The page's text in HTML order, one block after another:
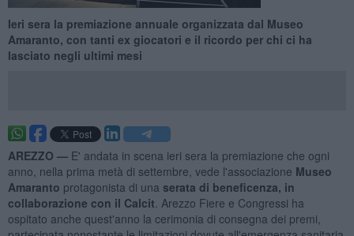
Ieri sera la premiazione annuale organizzata dal Museo
Amaranto, con tanti ex giocatori e il ricordo per chi ci ha
lasciato negli ultimi mesi
AREZZO — E' andata in scena ieri sera la premiazione che ogni
anno, nella prima metà di settembre, vede l'associazione Museo
Amaranto protagonista di una serata di beneficenza, in
collaborazione con il Calcit . Arezzo Fiere e Congressi ha
ospitato anche quest'anno la cerimonia di consegna dei premi,